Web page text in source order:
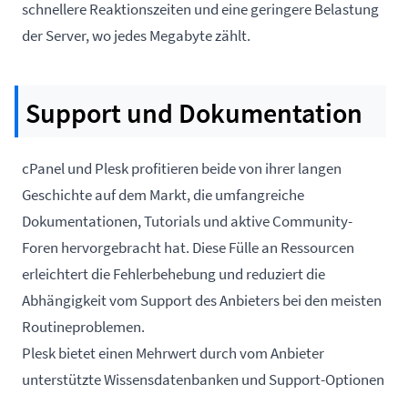
schnellere Reaktionszeiten und eine geringere Belastung
der Server, wo jedes Megabyte zählt.
Support und Dokumentation
cPanel und Plesk profitieren beide von ihrer langen
Geschichte auf dem Markt, die umfangreiche
Dokumentationen, Tutorials und aktive Community-
Foren hervorgebracht hat. Diese Fülle an Ressourcen
erleichtert die Fehlerbehebung und reduziert die
Abhängigkeit vom Support des Anbieters bei den meisten
Routineproblemen.
Plesk bietet einen Mehrwert durch vom Anbieter
unterstützte Wissensdatenbanken und Support-Optionen